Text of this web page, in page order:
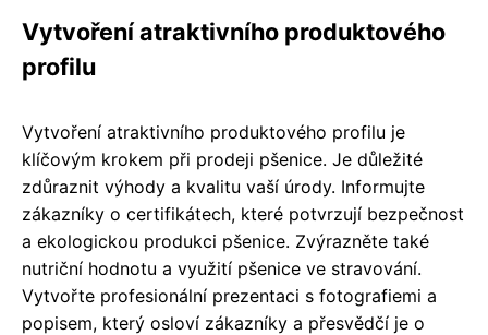
Vytvoření atraktivního produktového
profilu
Vytvoření atraktivního produktového profilu je
klíčovým krokem při prodeji pšenice. Je důležité
zdůraznit výhody a kvalitu vaší úrody. Informujte
zákazníky o certifikátech, které potvrzují bezpečnost
a ekologickou produkci pšenice. Zvýrazněte také
nutriční hodnotu a využití pšenice ve stravování.
Vytvořte profesionální prezentaci s fotografiemi a
popisem, který osloví zákazníky a přesvědčí je o